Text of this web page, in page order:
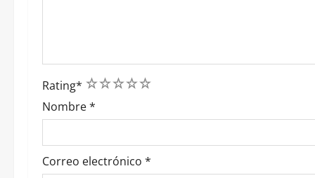
d
a
s
Rating* 5
4
3
2
1
Nombre*
Correo electrónico *